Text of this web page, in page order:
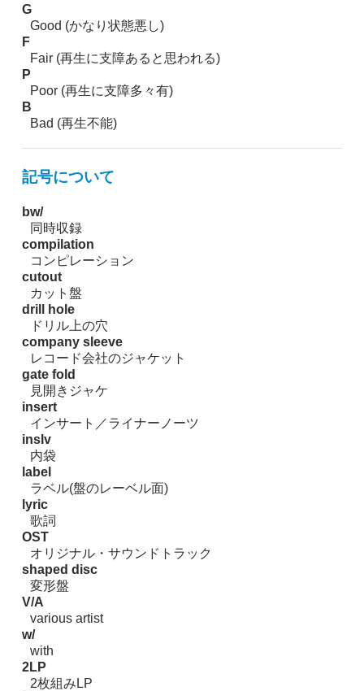
G
Good (かなり状態悪し)
F
Fair (再生に支障あると思われる)
P
Poor (再生に支障多々有)
B
Bad (再生不能)
記号について
bw/
同時収録
compilation
コンピレーション
cutout
カット盤
drill hole
ドリル上の穴
company sleeve
レコード会社のジャケット
gate fold
見開きジャケ
insert
インサート／ライナーノーツ
inslv
内袋
label
ラベル(盤のレーベル面)
lyric
歌詞
OST
オリジナル・サウンドトラック
shaped disc
変形盤
V/A
various artist
w/
with
2LP
2枚組みLP